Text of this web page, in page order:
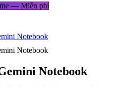
— Miễn phí
Notebook
Notebook
Notebook